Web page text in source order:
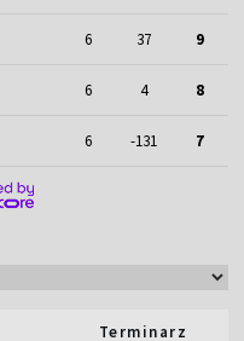
6 37 9
6 4 8
6 -131 7
Terminarz